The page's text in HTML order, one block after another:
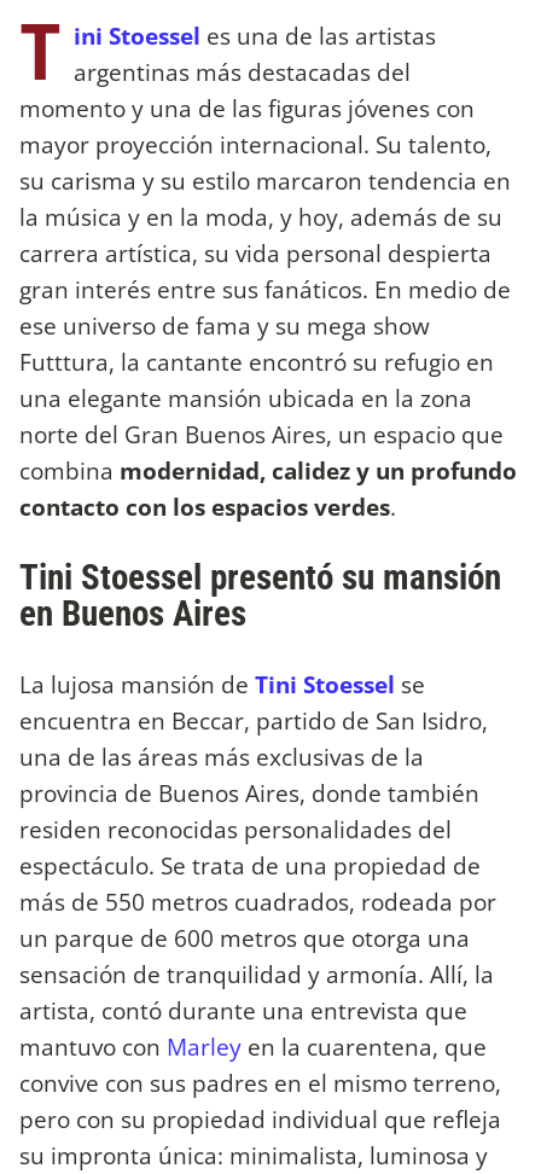
T ini Stoessel es una de las artistas
argentinas más destacadas del
momento y una de las figuras jóvenes con
mayor proyección internacional. Su talento,
su carisma y su estilo marcaron tendencia en
la música y en la moda, y hoy, además de su
carrera artística, su vida personal despierta
gran interés entre sus fanáticos. En medio de
ese universo de fama y su mega show
Futttura, la cantante encontró su refugio en
una elegante mansión ubicada en la zona
norte del Gran Buenos Aires, un espacio que
combina modernidad, calidez y un profundo
contacto con los espacios verdes.
Tini Stoessel presentó su mansión
en Buenos Aires
La lujosa mansión de Tini Stoessel se
encuentra en Beccar, partido de San Isidro,
una de las áreas más exclusivas de la
provincia de Buenos Aires, donde también
residen reconocidas personalidades del
espectáculo. Se trata de una propiedad de
más de 550 metros cuadrados, rodeada por
un parque de 600 metros que otorga una
sensación de tranquilidad y armonía. Allí, la
artista, contó durante una entrevista que
mantuvo con Marley en la cuarentena, que
convive con sus padres en el mismo terreno,
pero con su propiedad individual que refleja
su impronta única: minimalista, luminosa y